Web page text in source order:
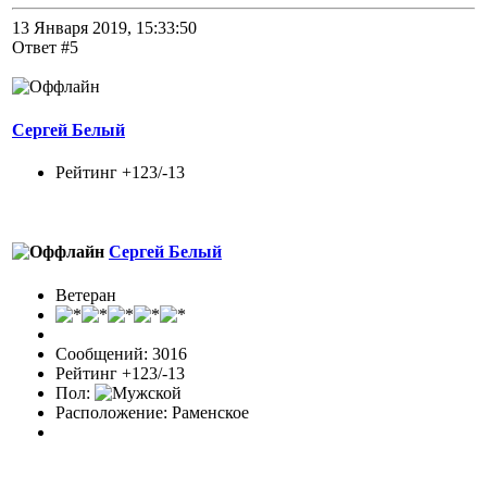
13 Января 2019, 15:33:50
Ответ #5
Сергей Белый
Рейтинг +123/-13
Сергей Белый
Ветеран
Сообщений: 3016
Рейтинг +123/-13
Пол:
Расположение: Раменское